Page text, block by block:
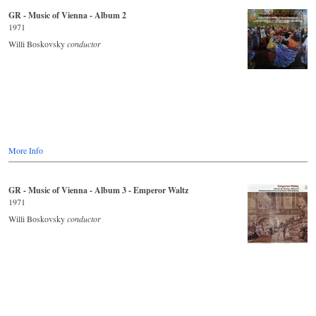
GR - Music of Vienna - Album 2
1971
Willi Boskovskyconductor
More Info
GR - Music of Vienna - Album 3 - Emperor Waltz
1971
Willi Boskovskyconductor